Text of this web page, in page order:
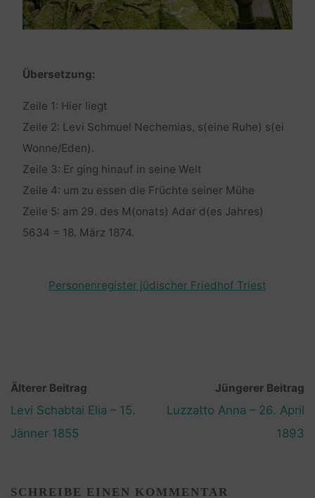
Übersetzung:
Zeile 1: Hier liegt
Zeile 2: Levi Schmuel Nechemias, s(eine Ruhe) s(ei
Wonne/Eden).
Zeile 3: Er ging hinauf in seine Welt
Zeile 4: um zu essen die Früchte seiner Mühe
Zeile 5: am 29. des M(onats) Adar d(es Jahres)
5634 = 18. März 1874.
Personenregister jüdischer Friedhof Triest
Älterer Beitrag
Levi Schabtai Elia – 15.
Jänner 1855
Jüngerer Beitrag
Luzzatto Anna – 26. April
1893
SCHREIBE EINEN KOMMENTAR